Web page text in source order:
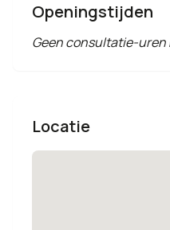
Openingstijden
Geen consultatie-uren
Locatie